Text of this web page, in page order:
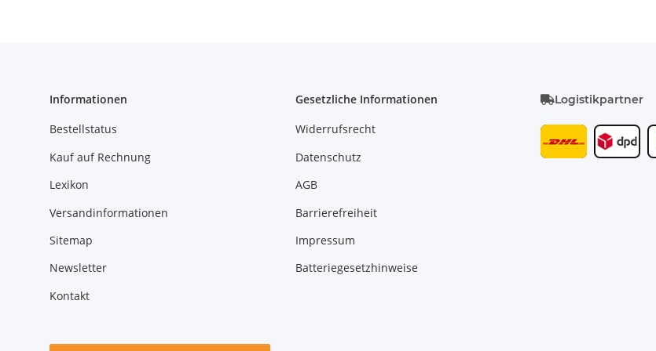
Informationen
Bestellstatus
Kauf auf Rechnung
Lexikon
Versandinformationen
Sitemap
Newsletter
Kontakt
Gesetzliche Informationen
Widerrufsrecht
Datenschutz
AGB
Barrierefreiheit
Impressum
Batteriegesetzhinweise
Logistikpartner